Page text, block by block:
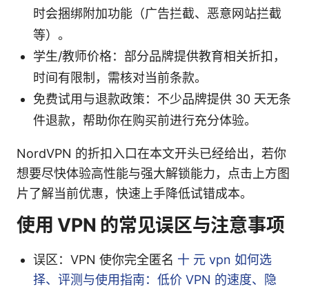
时会捆绑附加功能（广告拦截、恶意网站拦截
等）。
学生/教师价格：部分品牌提供教育相关折扣，
时间有限制，需核对当前条款。
免费试用与退款政策：不少品牌提供 30 天无条
件退款，帮助你在购买前进行充分体验。
NordVPN 的折扣入口在本文开头已经给出，若你
想要尽快体验高性能与强大解锁能力，点击上方图
片了解当前优惠，快速上手降低试错成本。
使用 VPN 的常见误区与注意事项
误区：VPN 使你完全匿名 十 元 vpn 如何选
择、评测与使用指南：低价 VPN 的速度、隐